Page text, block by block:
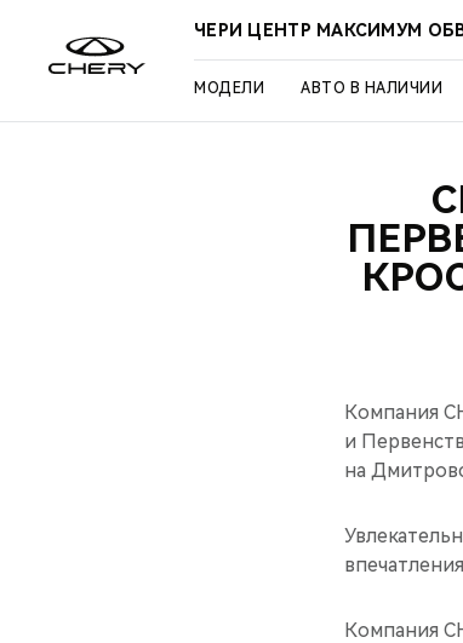
ЧЕРИ ЦЕНТР МАКСИМУМ
МОДЕЛИ АВТО В НАЛИЧИИ
Компания
и
на
Компания